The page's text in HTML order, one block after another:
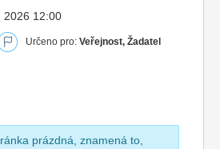
2026 12:00
Určeno pro: Veřejnost, Žadatel
prázdná, znamená to,